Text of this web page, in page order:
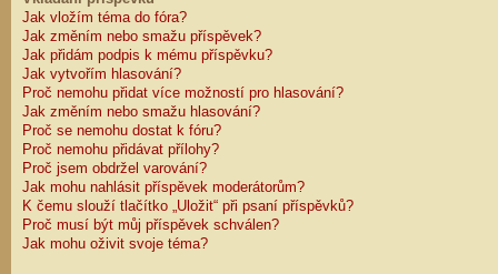
Jak vložím téma do fóra?
Jak změním nebo smažu příspěvek?
Jak přidám podpis k mému příspěvku?
Jak vytvořím hlasování?
Proč nemohu přidat více možností pro hlasování?
Jak změním nebo smažu hlasování?
Proč se nemohu dostat k fóru?
Proč nemohu přidávat přílohy?
Proč jsem obdržel varování?
Jak mohu nahlásit příspěvek moderátorům?
K čemu slouží tlačítko „Uložit“ při psaní příspěvků?
Proč musí být můj příspěvek schválen?
Jak mohu oživit svoje téma?